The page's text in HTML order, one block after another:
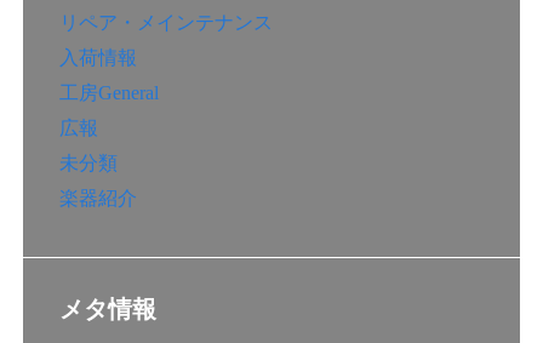
リペア・メインテナンス
入荷情報
工房General
広報
未分類
楽器紹介
メタ情報